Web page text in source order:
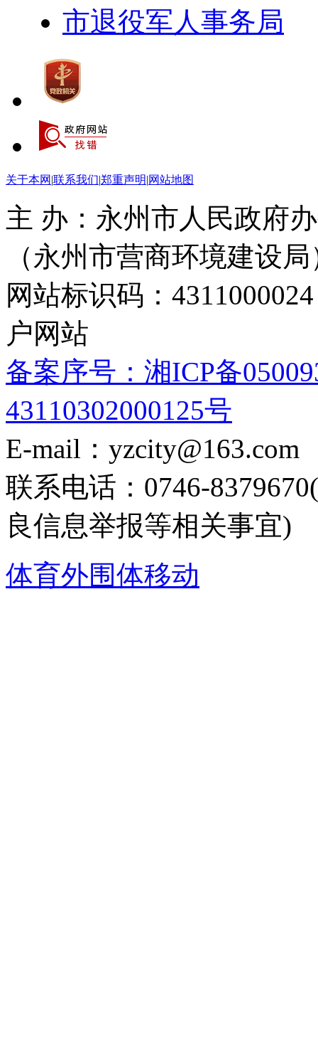
市退役军人事务局
关于本网 |联系我们|郑重声明|网站地图
主 办：永州市人民政府
（永州市营商环境建设局
网站标识码：
户网站
备案序号：湘ICP备
43110302000125号
E-mail：yzcity@163.com
联系电话：0746-
良信息举报等相关事宜)
体育外围体移动